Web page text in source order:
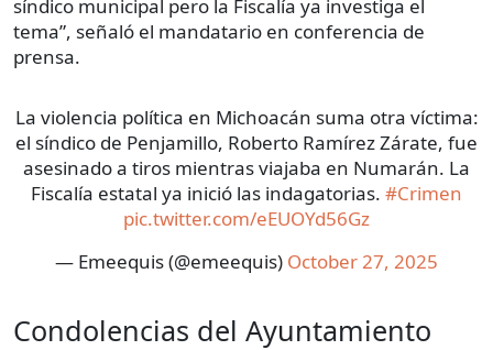
síndico municipal pero la Fiscalía ya investiga el
tema”, señaló el mandatario en conferencia de
prensa.
La violencia política en Michoacán suma otra víctima:
el síndico de Penjamillo, Roberto Ramírez Zárate, fue
asesinado a tiros mientras viajaba en Numarán. La
Fiscalía estatal ya inició las indagatorias. #Crimen
pic.twitter.com/eEUOYd56Gz
— Emeequis (@emeequis) October 27, 2025
Condolencias del Ayuntamiento